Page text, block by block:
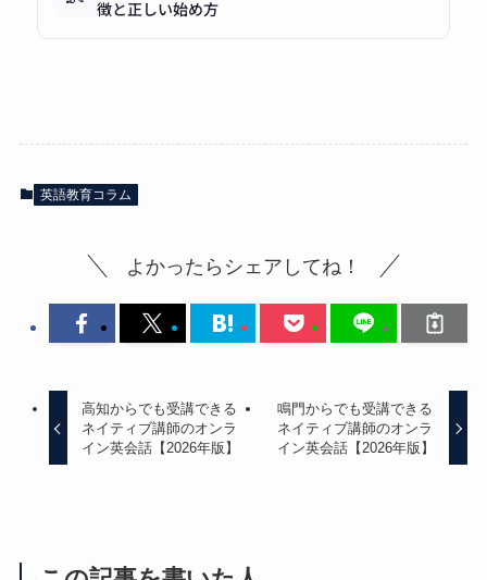
徴と正しい始め方
英語教育コラム
よかったらシェアしてね！
高知からでも受講できる
ネイティブ講師のオンラ
イン英会話【2026年版】
鳴門からでも受講できる
ネイティブ講師のオンラ
イン英会話【2026年版】